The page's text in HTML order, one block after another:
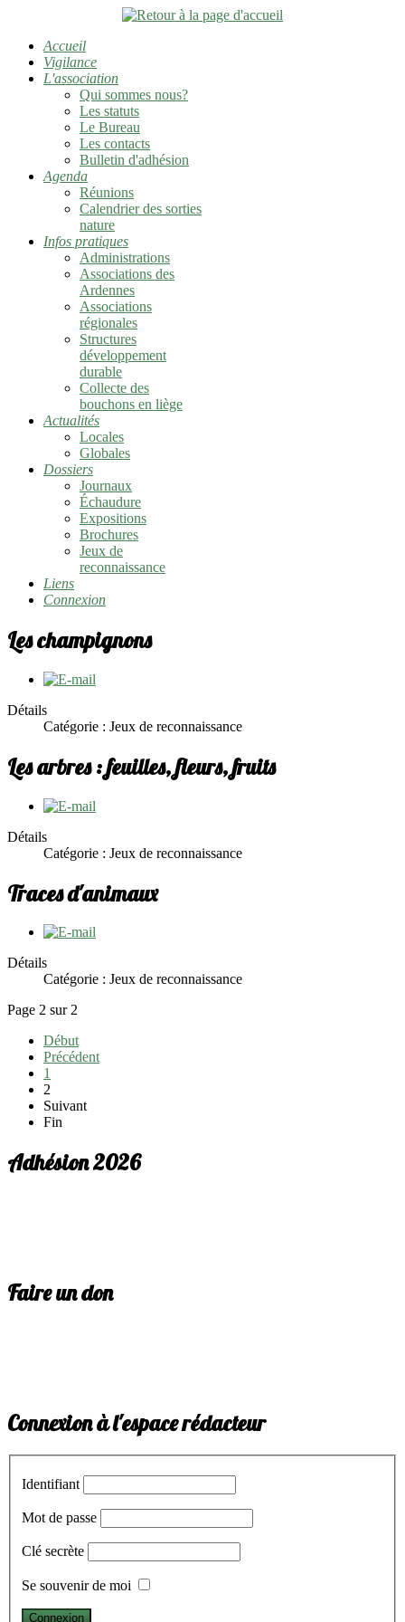
Accueil
Vigilance
L'association
Qui sommes nous?
Les statuts
Le Bureau
Les contacts
Bulletin d'adhésion
Agenda
Réunions
Calendrier des sorties
nature
Infos pratiques
Administrations
Associations des
Ardennes
Associations
régionales
Structures
développement
durable
Collecte des
bouchons en liège
Actualités
Locales
Globales
Dossiers
Journaux
Échaudure
Expositions
Brochures
Jeux de
reconnaissance
Liens
Connexion
Les champignons
Détails
Catégorie : Jeux de reconnaissance
Les arbres : feuilles, fleurs, fruits
Détails
Catégorie : Jeux de reconnaissance
Traces d'animaux
Détails
Catégorie : Jeux de reconnaissance
Page 2 sur 2
Début
Précédent
1
2
Suivant
Fin
Adhésion 2026
Faire un don
Connexion à l'espace rédacteur
Identifiant
Mot de passe
Clé secrète
Se souvenir de moi